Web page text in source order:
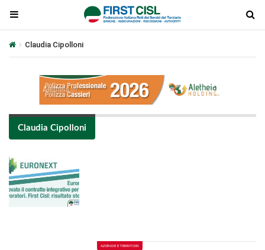
Claudia Cipolloni
Claudia Cipolloni
AZIENDE E TERRITORI